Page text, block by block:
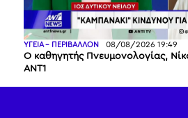
ΥΓΕΙΑ - ΠΕΡΙΒΑΛΛΟΝ 08/08/2026 19:49
Ο καθηγητής Πνευμονολογίας,
ΑΝΤ1